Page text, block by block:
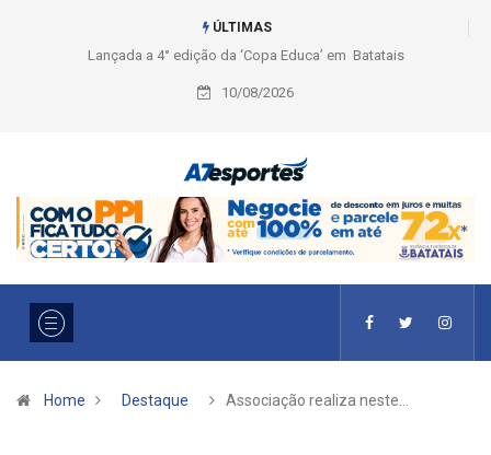
ÚLTIMAS
Liga 2026: Equipes rompem com a LABE na Série Ouro e entidade define
a 2° fase, times e formato
10/08/2026
Home Destaque Associação realiza neste…